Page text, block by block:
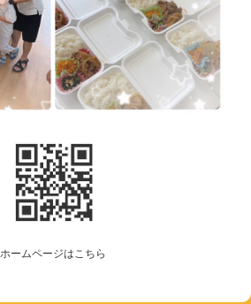
ホームページはこちら